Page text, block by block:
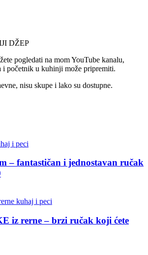
DŽEP
pogledati na mom YouTube kanalu,
i početnik u kuhinji može pripremiti.
nisu skupe i lako su dostupne.
– fantastičan i jednostavan ručak
iz rerne – brzi ručak koji ćete